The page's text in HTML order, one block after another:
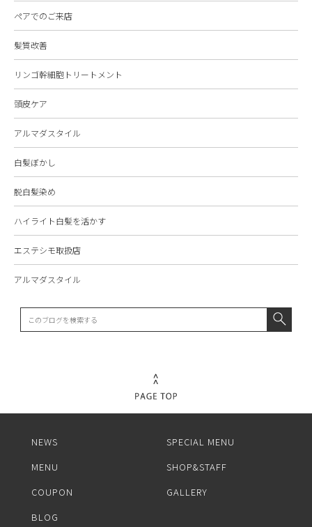
ペアでのご来店
髪質改善
リンゴ幹細胞トリートメント
頭皮ケア
アルマダスタイル
白髪ぼかし
脱白髪染め
ハイライト白髪を活かす
エステシモ取扱店
アルマダスタイル
NEWS
SPECIAL MENU
MENU
SHOP&STAFF
COUPON
GALLERY
BLOG